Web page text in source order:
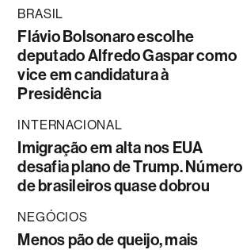
BRASIL
Flávio Bolsonaro escolhe
deputado Alfredo Gaspar como
vice em candidatura à
Presidência
INTERNACIONAL
Imigração em alta nos EUA
desafia plano de Trump. Número
de brasileiros quase dobrou
NEGÓCIOS
Menos pão de queijo, mais